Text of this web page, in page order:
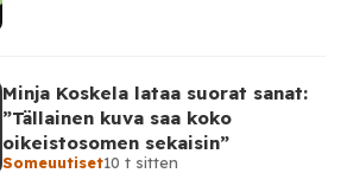
Minja Koskela lataa suorat sanat:
”Tällainen kuva saa koko
oikeistosomen sekaisin”
Someuutiset10 t sitten